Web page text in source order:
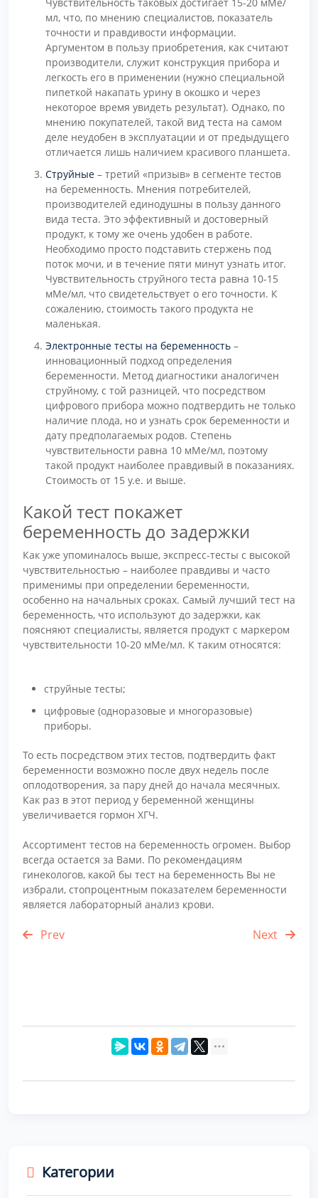
Чувствительность таковых достигает 15-20 мМе/
мл, что, по мнению специалистов, показатель
точности и правдивости информации.
Аргументом в пользу приобретения, как считают
производители, служит конструкция прибора и
легкость его в применении (нужно специальной
пипеткой накапать урину в окошко и через
некоторое время увидеть результат). Однако, по
мнению покупателей, такой вид теста на самом
деле неудобен в эксплуатации и от предыдущего
отличается лишь наличием красивого планшета.
Струйные – третий «призыв» в сегменте тестов
на беременность. Мнения потребителей,
производителей единодушны в пользу данного
вида теста. Это эффективный и достоверный
продукт, к тому же очень удобен в работе.
Необходимо просто подставить стержень под
поток мочи, и в течение пяти минут узнать итог.
Чувствительность струйного теста равна 10-15
мМе/мл, что свидетельствует о его точности. К
сожалению, стоимость такого продукта не
маленькая.
Электронные тесты на беременность –
инновационный подход определения
беременности. Метод диагностики аналогичен
струйному, с той разницей, что посредством
цифрового прибора можно подтвердить не только
наличие плода, но и узнать срок беременности и
дату предполагаемых родов. Степень
чувствительности равна 10 мМе/мл, поэтому
такой продукт наиболее правдивый в показаниях.
Стоимость от 15 у.е. и выше.
Какой тест покажет
беременность до задержки
Как уже упоминалось выше, экспресс-тесты с высокой
чувствительностью – наиболее правдивы и часто
применимы при определении беременности,
особенно на начальных сроках. Самый лучший тест на
беременность, что используют до задержки, как
поясняют специалисты, является продукт с маркером
чувствительности 10-20 мМе/мл. К таким относятся:
струйные тесты;
цифровые (одноразовые и многоразовые)
приборы.
То есть посредством этих тестов, подтвердить факт
беременности возможно после двух недель после
оплодотворения, за пару дней до начала месячных.
Как раз в этот период у беременной женщины
увеличивается гормон ХГЧ.
Ассортимент тестов на беременность огромен. Выбор
всегда остается за Вами. По рекомендациям
гинекологов, какой бы тест на беременность Вы не
избрали, стопроцентным показателем беременности
является лабораторный анализ крови.
Prev Next
Категории